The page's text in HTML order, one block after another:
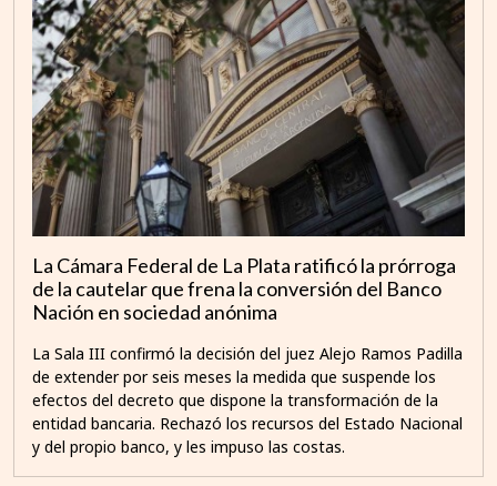
La Cámara Federal de La Plata ratificó la prórroga
de la cautelar que frena la conversión del Banco
Nación en sociedad anónima
La Sala III confirmó la decisión del juez Alejo Ramos Padilla
de extender por seis meses la medida que suspende los
efectos del decreto que dispone la transformación de la
entidad bancaria. Rechazó los recursos del Estado Nacional
y del propio banco, y les impuso las costas.